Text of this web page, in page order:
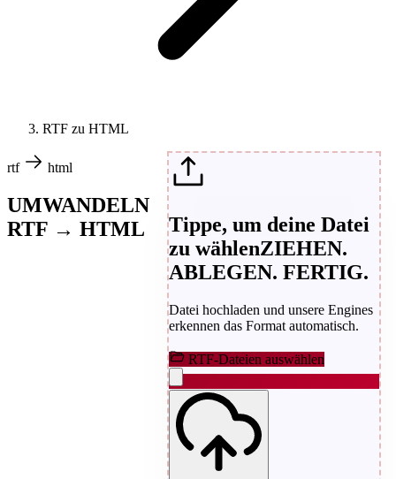
RTF zu HTML
rtf html
UMWANDELN
RTF → HTML
Tippe, um deine Datei
zu wählenZIEHEN.
ABLEGEN. FERTIG.
Datei hochladen und unsere Engines
erkennen das Format automatisch.
RTF-Dateien auswählen